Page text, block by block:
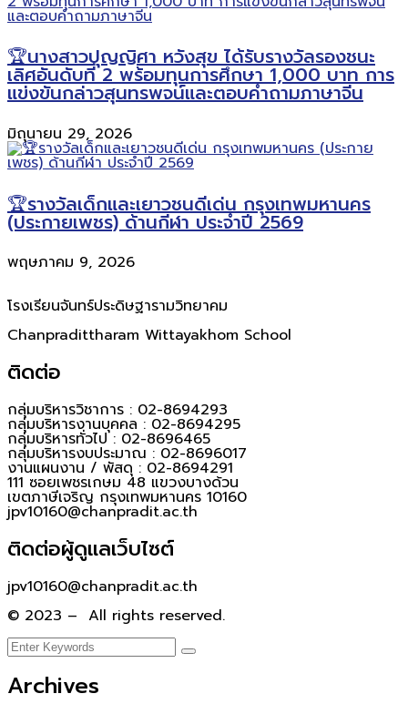
🏆นางสาวปุญญิศา หวังสุข ได้รับรางวัลรองชนะ
เลิศอันดับที่ 2 พร้อมทุนการศึกษา 1,000 บาท การ
แข่งขันกล่าวสุนทรพจน์และตอบคำถามภาษาจีน
มิถุนายน 29, 2026
🏆รางวัลเด็กและเยาวชนดีเด่น กรุงเทพมหานคร
(ประกายเพชร) ด้านกีฬา ประจำปี 2569
พฤษภาคม 9, 2026
โรงเรียนจันทร์ประดิษฐารามวิทยาคม
Chanpradittharam Wittayakhom School
ติดต่อ
กลุ่มบริหารวิชาการ : 02-8694293
กลุ่มบริหารงานบุคคล : 02-8694295
กลุ่มบริหารทั่วไป : 02-8696465
กลุ่มบริหารงบประมาณ : 02-8696017
งานแผนงาน / พัสดุ : 02-8694291
111 ซอยเพชรเกษม 48 แขวงบางด้วน
เขตภาษีเจริญ กรุงเทพมหานคร 10160
jpv10160@chanpradit.ac.th
ติดต่อผู้ดูแลเว็บไซต์
jpv10160@chanpradit.ac.th
© 2023 – All rights reserved.
Archives